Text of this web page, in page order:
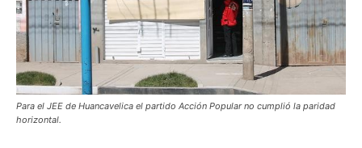
Para el JEE de Huancavelica el partido Acción Popular no cumplió la paridad
horizontal.